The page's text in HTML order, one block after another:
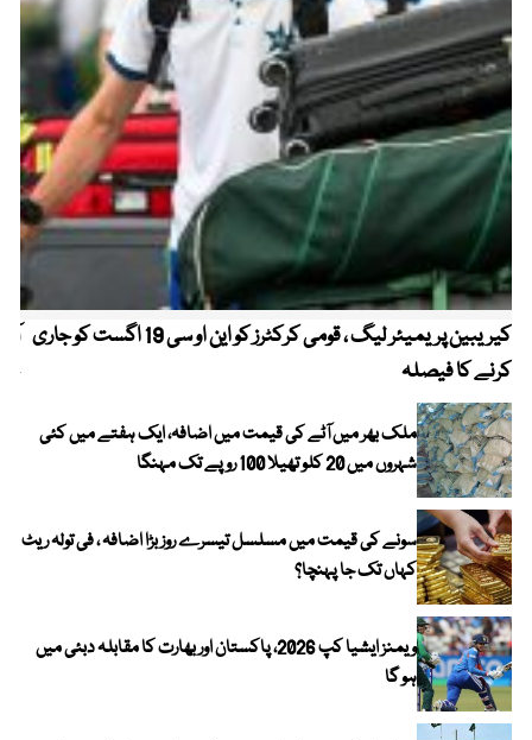
کیریبین پریمیئر لیگ ، قومی کرکٹرز کو این او سی 19 اگست کو جاری
کرنے کا فیصلہ
ملک بھر میں آٹے کی قیمت میں اضافہ، ایک ہفتے میں کئی
شہروں میں 20 کلو تھیلا 100 روپے تک مہنگا
سونے کی قیمت میں مسلسل تیسرے روز بڑا اضافہ ، فی تولہ ریٹ
کہاں تک جا پہنچا؟
ویمنز ایشیا کپ 2026، پاکستان اور بھارت کا مقابلہ دبئی میں
ہو گا